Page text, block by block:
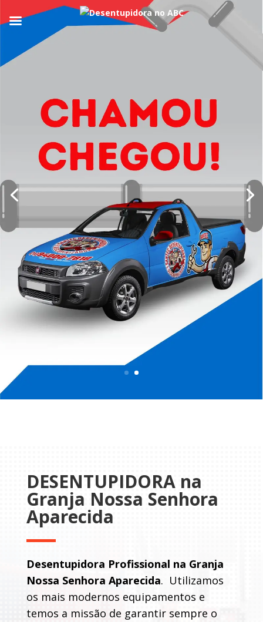
DESENTUPIDORA na
Granja Nossa Senhora
Aparecida
Desentupidora Profissional na Granja
Nossa Senhora Aparecida. Utilizamos
os mais modernos equipamentos e
temos a missão de garantir sempre o